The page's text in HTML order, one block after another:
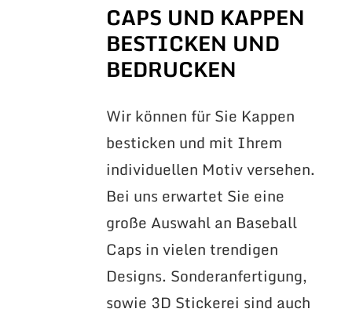
CAPS UND KAPPEN
BESTICKEN UND
BEDRUCKEN
Wir können für Sie Kappen
besticken und mit Ihrem
individuellen Motiv versehen.
Bei uns erwartet Sie eine
große Auswahl an Baseball
Caps in vielen trendigen
Designs. Sonderanfertigung,
sowie 3D Stickerei sind auch